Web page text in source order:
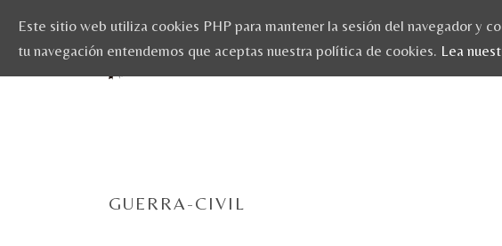
GUERRA-CIVIL
Este sitio web utiliza cookies PHP para mantener la sesión del navegador y
tu navegación entendemos que aceptas nuestra política de cookies. Lea